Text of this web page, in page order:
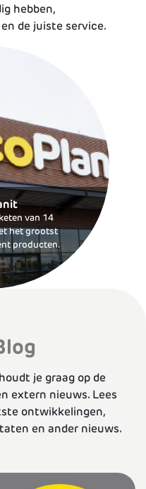
hebben,
de juiste service.
van 14
het grootst
producten.
je graag op de
extern nieuws. Lees
ontwikkelingen,
en ander nieuws.